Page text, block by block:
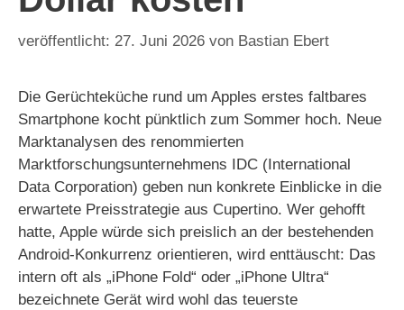
27. Juni 2026 von Bastian Ebert
Die Gerüchteküche rund um Apples erstes faltbares
Smartphone kocht pünktlich zum Sommer hoch. Neue
Marktanalysen des renommierten
Marktforschungsunternehmens IDC (International
Data Corporation) geben nun konkrete Einblicke in die
erwartete Preisstrategie aus Cupertino. Wer gehofft
hatte, Apple würde sich preislich an der bestehenden
Android-Konkurrenz orientieren, wird enttäuscht: Das
intern oft als „iPhone Fold“ oder „iPhone Ultra“
bezeichnete Gerät wird wohl das teuerste